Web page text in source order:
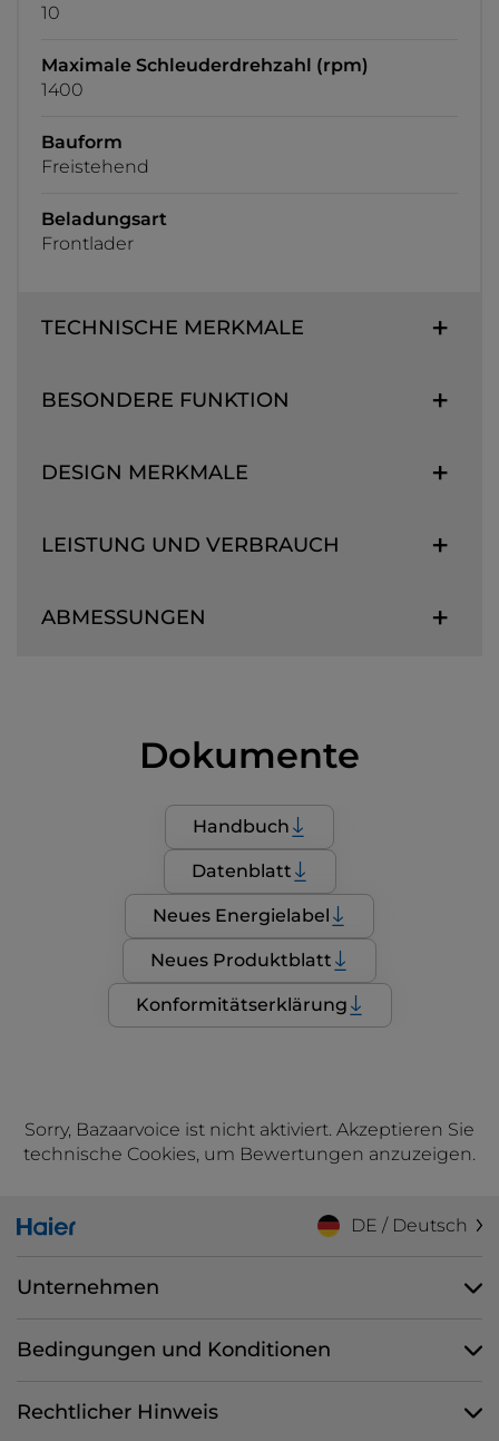
10
Maximale Schleuderdrehzahl (rpm)
1400
Bauform
Freistehend
Beladungsart
Frontlader
TECHNISCHE MERKMALE
BESONDERE FUNKTION
DESIGN MERKMALE
LEISTUNG UND VERBRAUCH
ABMESSUNGEN
Dokumente
Handbuch
Datenblatt
Neues Energielabel
Neues Produktblatt
Konformitätserklärung
Sorry, Bazaarvoice ist nicht aktiviert. Akzeptieren Sie
technische Cookies, um Bewertungen anzuzeigen.
DE / Deutsch
Unternehmen
Bedingungen und Konditionen
Rechtlicher Hinweis